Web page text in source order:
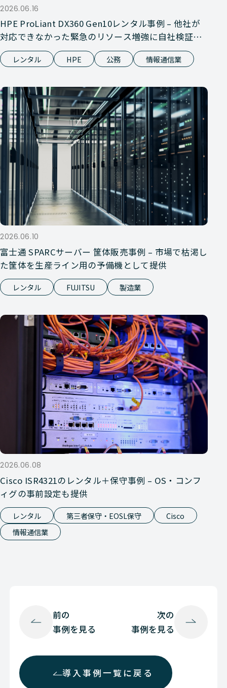
2026.06.16
HPE ProLiant DX360 Gen10レンタル事例 – 他社が
対応できなかった緊急のリソース増強に自社検証で
対応
レンタル HPE 公務 情報通信業
2026.06.10
富士通 SPARCサーバー 筐体販売事例 – 市場で枯渇し
た筐体を生産ライン用の予備機として提供
レンタル FUJITSU 製造業
2026.06.08
Cisco ISR4321のレンタル＋保守事例 – OS・コンフ
ィグの事前設定も提供
レンタル 第三者保守・EOSL保守
Cisco
情報通信業
前の
事例を見る
導入事例一覧に戻る
次の
事例を見る